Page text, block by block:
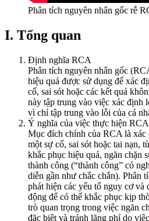
Phân tích nguyên nhân gốc rễ
I. Tổng quan
Định nghĩa RCA
Phân tích nguyên nhân gốc
hiệu quả được sử dụng để xác
cố, sai sót hoặc các kết quả
này tập trung vào việc xác định
vì chỉ tập trung vào lỗi của cá
Ý nghĩa của việc thực hiện RCA
Mục đích chính của RCA là xác
một sự cố, sai sót hoặc tai nạn,
khắc phục hiệu quả, ngăn chặn
thành công (“thành công” có
diễn gần như chắc chắn). Phân
phát hiện các yếu tố nguy cơ
động để có thể khắc phục kịp
trò quan trọng trong việc ngăn
đặc biệt và tránh lãng phí do